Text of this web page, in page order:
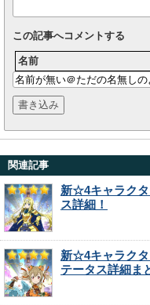
この記事へコメントする
名前
関連記事
新☆4キャラクタ
ス詳細！
新☆4キャラクタ
テータス詳細ま